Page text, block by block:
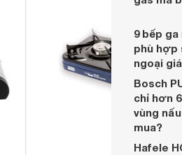
9 bếp
phù hợp
ngoại
Bosch
chỉ hơn
vùng
mua?
Hafele